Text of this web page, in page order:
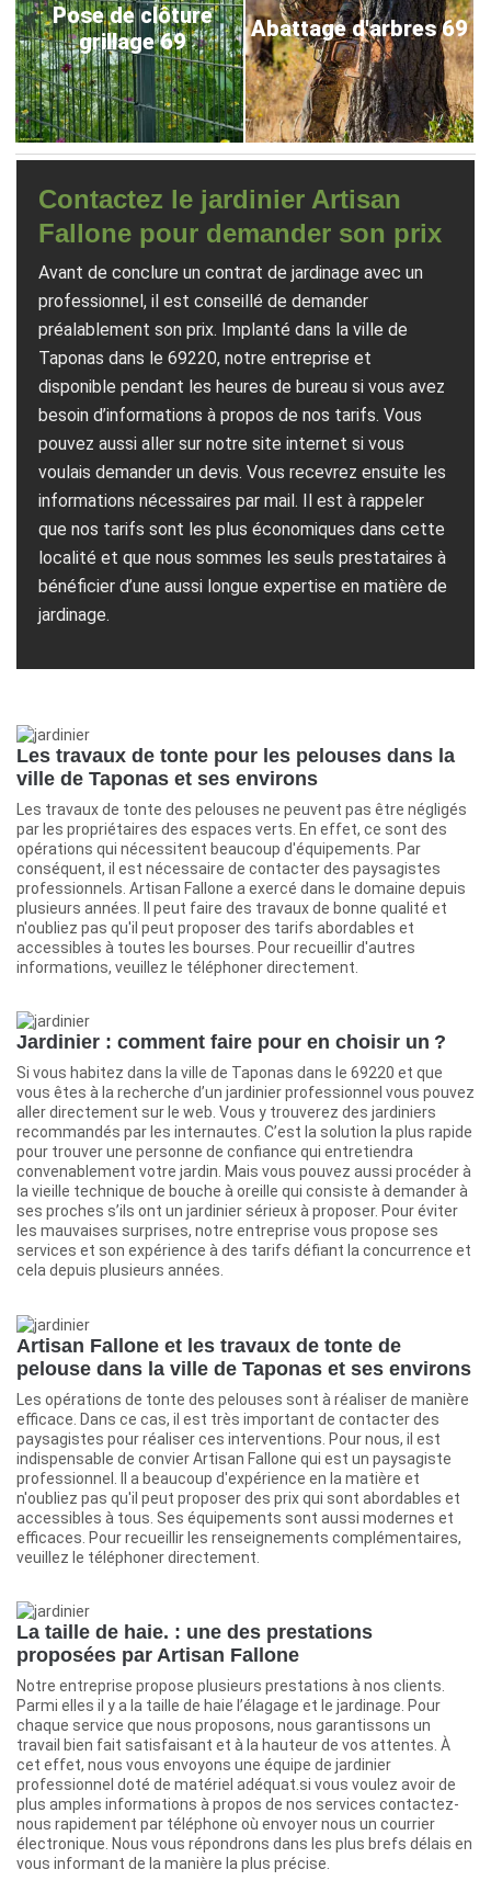
Pose de clôture
grillage 69
Abattage d'arbres 69
Contactez le jardinier Artisan
Fallone pour demander son prix
Avant de conclure un contrat de jardinage avec un
professionnel, il est conseillé de demander
préalablement son prix. Implanté dans la ville de
Taponas dans le 69220, notre entreprise et
disponible pendant les heures de bureau si vous avez
besoin d’informations à propos de nos tarifs. Vous
pouvez aussi aller sur notre site internet si vous
voulais demander un devis. Vous recevrez ensuite les
informations nécessaires par mail. Il est à rappeler
que nos tarifs sont les plus économiques dans cette
localité et que nous sommes les seuls prestataires à
bénéficier d’une aussi longue expertise en matière de
jardinage.
Les travaux de tonte pour les pelouses dans la
ville de Taponas et ses environs
Les travaux de tonte des pelouses ne peuvent pas être négligés
par les propriétaires des espaces verts. En effet, ce sont des
opérations qui nécessitent beaucoup d'équipements. Par
conséquent, il est nécessaire de contacter des paysagistes
professionnels. Artisan Fallone a exercé dans le domaine depuis
plusieurs années. Il peut faire des travaux de bonne qualité et
n'oubliez pas qu'il peut proposer des tarifs abordables et
accessibles à toutes les bourses. Pour recueillir d'autres
informations, veuillez le téléphoner directement.
Jardinier : comment faire pour en choisir un ?
Si vous habitez dans la ville de Taponas dans le 69220 et que
vous êtes à la recherche d’un jardinier professionnel vous pouvez
aller directement sur le web. Vous y trouverez des jardiniers
recommandés par les internautes. C’est la solution la plus rapide
pour trouver une personne de confiance qui entretiendra
convenablement votre jardin. Mais vous pouvez aussi procéder à
la vieille technique de bouche à oreille qui consiste à demander à
ses proches s’ils ont un jardinier sérieux à proposer. Pour éviter
les mauvaises surprises, notre entreprise vous propose ses
services et son expérience à des tarifs défiant la concurrence et
cela depuis plusieurs années.
Artisan Fallone et les travaux de tonte de
pelouse dans la ville de Taponas et ses environs
Les opérations de tonte des pelouses sont à réaliser de manière
efficace. Dans ce cas, il est très important de contacter des
paysagistes pour réaliser ces interventions. Pour nous, il est
indispensable de convier Artisan Fallone qui est un paysagiste
professionnel. Il a beaucoup d'expérience en la matière et
n'oubliez pas qu'il peut proposer des prix qui sont abordables et
accessibles à tous. Ses équipements sont aussi modernes et
efficaces. Pour recueillir les renseignements complémentaires,
veuillez le téléphoner directement.
La taille de haie. : une des prestations
proposées par Artisan Fallone
Notre entreprise propose plusieurs prestations à nos clients.
Parmi elles il y a la taille de haie l’élagage et le jardinage. Pour
chaque service que nous proposons, nous garantissons un
travail bien fait satisfaisant et à la hauteur de vos attentes. À
cet effet, nous vous envoyons une équipe de jardinier
professionnel doté de matériel adéquat.si vous voulez avoir de
plus amples informations à propos de nos services contactez-
nous rapidement par téléphone où envoyer nous un courrier
électronique. Nous vous répondrons dans les plus brefs délais en
vous informant de la manière la plus précise.